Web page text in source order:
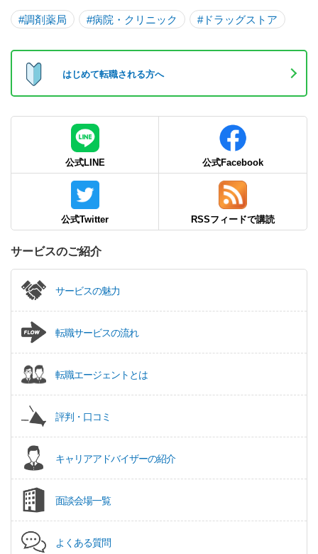
#調剤薬局 #病院・クリニック #ドラッグストア
はじめて転職される方へ
公式LINE 公式Facebook
公式Twitter RSSフィードで講読
サービスのご紹介
サービスの魅力
転職サービスの流れ
転職エージェントとは
評判・口コミ
キャリアアドバイザーの紹介
面談会場一覧
よくある質問